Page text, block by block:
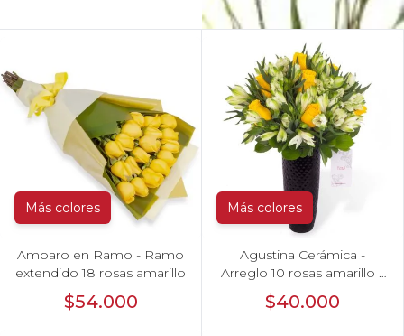
Más colores
Amparo en Ramo - Ramo
extendido 18 rosas amarillo
$54.000
Más colores
Agustina Cerámica -
Arreglo 10 rosas amarillo y
astromelia
$40.000